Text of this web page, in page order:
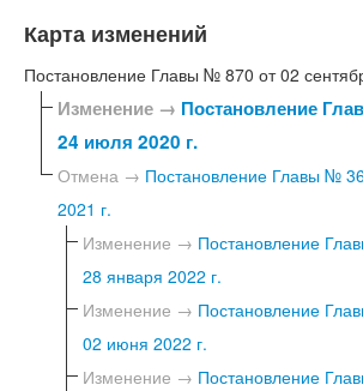
Карта изменений
Постановление Главы № 870 от 02
Изменение → Постановление
24 июля 2020 г.
Отмена → Постановление Главы №
2021 г.
Изменение → Постановление
28 января 2022 г.
Изменение → Постановление
02 июня 2022 г.
Изменение → Постановление